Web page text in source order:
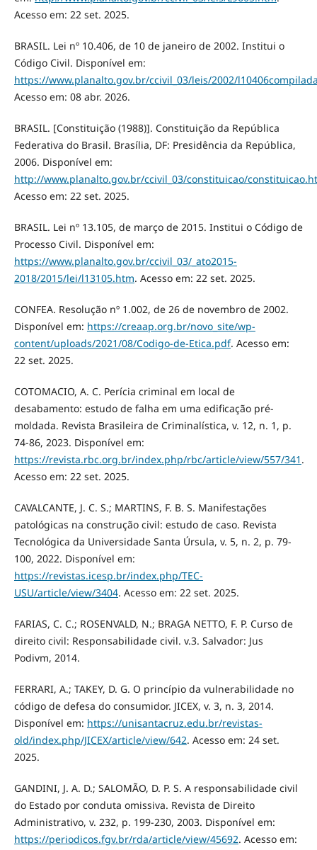
Acesso em: 22 set. 2025.
BRASIL. Lei nº 10.406, de 10 de janeiro de 2002. Institui o
Código Civil. Disponível em:
https://www.planalto.gov.br/ccivil_03/leis/2002/
Acesso em: 08 abr. 2026.
BRASIL. [Constituição (1988)]. Constituição da República
Federativa do Brasil. Brasília, DF: Presidência da República,
2006. Disponível em:
http://www.planalto.gov.br/ccivil_03/constituicao/
Acesso em: 22 set. 2025.
BRASIL. Lei nº 13.105, de março de 2015. Institui o Código de
Processo Civil. Disponível em:
https://www.planalto.gov.br/ccivil_03/_ato2015-
2018/2015/lei/l13105.htm. Acesso em: 22 set. 2025.
CONFEA. Resolução nº 1.002, de 26 de novembro de 2002.
Disponível em: https://creaap.org.br/novo_site/wp-
content/uploads/2021/08/Codigo-de-Etica.pdf. Acesso em:
22 set. 2025.
COTOMACIO, A. C. Perícia criminal em local de
desabamento: estudo de falha em uma edificação pré-
moldada. Revista Brasileira de Criminalística, v. 12, n. 1, p.
74-86, 2023. Disponível em:
https://revista.rbc.org.br/index.php/rbc/article/view/557/341 .
Acesso em: 22 set. 2025.
CAVALCANTE, J. C. S.; MARTINS, F. B. S. Manifestações
patológicas na construção civil: estudo de caso. Revista
Tecnológica da Universidade Santa Úrsula, v. 5, n. 2, p. 79-
100, 2022. Disponível em:
https://revistas.icesp.br/index.php/TEC-
USU/article/view/3404. Acesso em: 22 set. 2025.
FARIAS, C. C.; ROSENVALD, N.; BRAGA NETTO, F. P. Curso de
direito civil: Responsabilidade civil. v.3. Salvador: Jus
Podivm, 2014.
FERRARI, A.; TAKEY, D. G. O princípio da vulnerabilidade no
código de defesa do consumidor. JICEX, v. 3, n. 3, 2014.
Disponível em: https://unisantacruz.edu.br/revistas-
old/index.php/JICEX/article/view/642. Acesso em: 24 set.
2025.
GANDINI, J. A. D.; SALOMÃO, D. P. S. A responsabilidade civil
do Estado por conduta omissiva. Revista de Direito
Administrativo, v. 232, p. 199-230, 2003. Disponível em:
https://periodicos.fgv.br/rda/article/view/45692. Acesso em: